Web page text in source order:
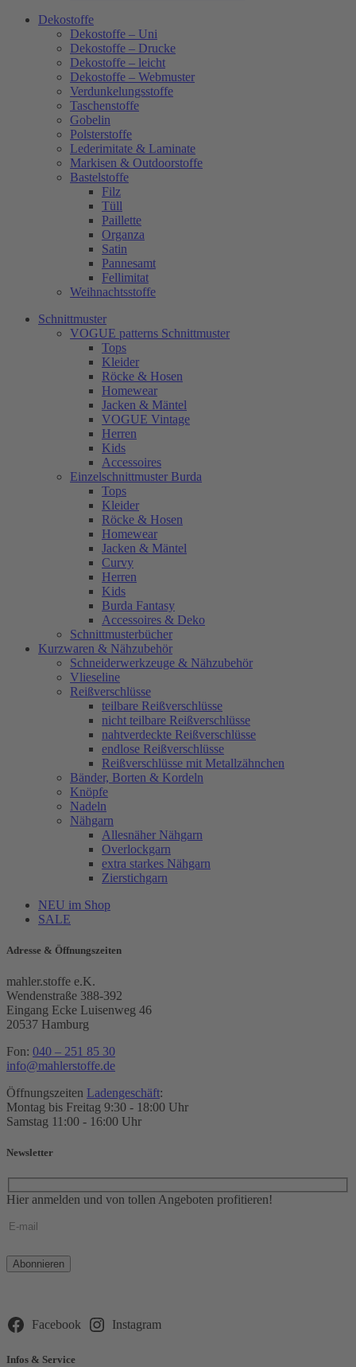
Dekostoffe
Dekostoffe – Uni
Dekostoffe – Drucke
Dekostoffe – leicht
Dekostoffe – Webmuster
Verdunkelungsstoffe
Taschenstoffe
Gobelin
Polsterstoffe
Lederimitate & Laminate
Markisen & Outdoorstoffe
Bastelstoffe
Filz
Tüll
Paillette
Organza
Satin
Pannesamt
Fellimitat
Weihnachtsstoffe
Schnittmuster
VOGUE patterns Schnittmuster
Tops
Kleider
Röcke & Hosen
Homewear
Jacken & Mäntel
VOGUE Vintage
Herren
Kids
Accessoires
Einzelschnittmuster Burda
Tops
Kleider
Röcke & Hosen
Homewear
Jacken & Mäntel
Curvy
Herren
Kids
Burda Fantasy
Accessoires & Deko
Schnittmusterbücher
Kurzwaren & Nähzubehör
Schneiderwerkzeuge & Nähzubehör
Vlieseline
Reißverschlüsse
teilbare Reißverschlüsse
nicht teilbare Reißverschlüsse
nahtverdeckte Reißverschlüsse
endlose Reißverschlüsse
Reißverschlüsse mit Metallzähnchen
Bänder, Borten & Kordeln
Knöpfe
Nadeln
Nähgarn
Allesnäher Nähgarn
Overlockgarn
extra starkes Nähgarn
Zierstichgarn
NEU im Shop
SALE
Adresse & Öffnungszeiten
mahler.stoffe e.K.
Wendenstraße 388-392
Eingang Ecke Luisenweg 46
20537 Hamburg
Fon: 040 – 251 85 30
info@mahlerstoffe.de
Öffnungszeiten Ladengeschäft:
Montag bis Freitag 9:30 - 18:00 Uhr
Samstag 11:00 - 16:00 Uhr
Newsletter
Hier anmelden und von tollen Angeboten profitieren!
Bitte
lasse
leer.
Facebook Instagram
Infos & Service